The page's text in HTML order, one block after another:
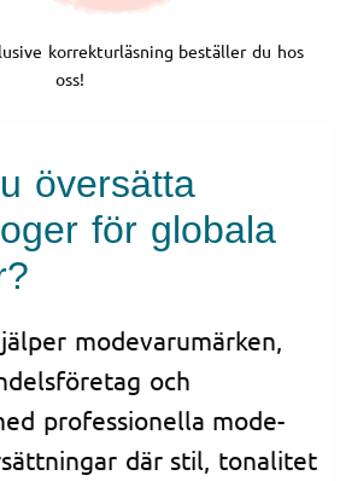
korrekturläsning beställer du hos
oss!
översätta
för globala
modevarumärken,
och
professionella mode-
där stil, tonalitet